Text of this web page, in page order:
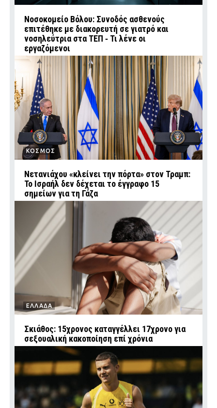
Νοσοκομείο Βόλου: Συνοδός ασθενούς
επιτέθηκε με διακορευτή σε γιατρό και
νοσηλεύτρια στα ΤΕΠ ‑ Τι λένε οι
εργαζόμενοι
ΚΟΣΜΟΣ
Νετανιάχου «κλείνει την πόρτα» στον Τραμπ:
Το Ισραήλ δεν δέχεται το έγγραφο 15
σημείων για τη Γάζα
ΕΛΛΑΔΑ
Σκιάθος: 15χρονος καταγγέλλει 17χρονο για
σεξουαλική κακοποίηση επί χρόνια